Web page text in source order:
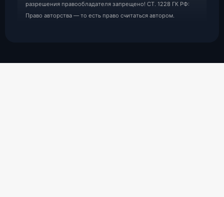
разрешения правообладателя запрещено! СТ. 1228 ГК РФ:
Право авторства — то есть право считаться автором.